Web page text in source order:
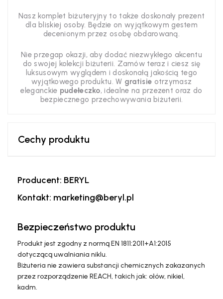
Nasz komplet biżuteryjny to także doskonały prezent
dla bliskiej osoby. Będzie on wyjątkowym gestem
decenionym przez osobę obdarowaną.
Nie przegap okazji, aby dodać niezwykłego akcentu
do swojej kolekcji biżuterii. Zamów teraz i ciesz się
luksusowym wyglądem i doskonałą jakością tego
wyjątkowego produktu. W gratisie otrzymasz
eleganckie pudełeczko, idealne na przezent oraz do
bezpiecznego przechowywania biżuterii.
Cechy produktu
Producent: BERYL
Kontakt: marketing@beryl.pl
Bezpieczeństwo produktu
Produkt jest zgodny z normą EN 1811:2011+A1:2015
dotyczącą uwalniania niklu.
Biżuteria nie zawiera substancji chemicznych zakazanych
przez rozporządzenie REACH, takich jak: ołów, nikiel,
kadm.